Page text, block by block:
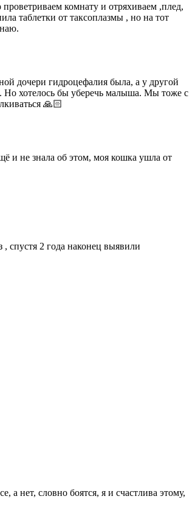
комнату и отряхиваем ,плед,
таблетки от таксоплазмы , но на тот
дочери гидроцефалия была, а у другой
Но хотелось бы уберечь малыша. Мы тоже с
🙏🏻
и не знала об этом, моя кошка ушла от
спустя 2 года наконец выявили
нет, словно боятся, я и счастлива этому,